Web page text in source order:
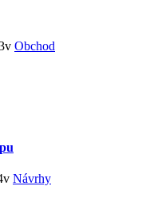
Obchod
Návrhy